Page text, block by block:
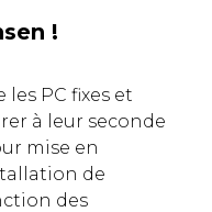
!
PC fixes et
à leur seconde
mise en
de
des